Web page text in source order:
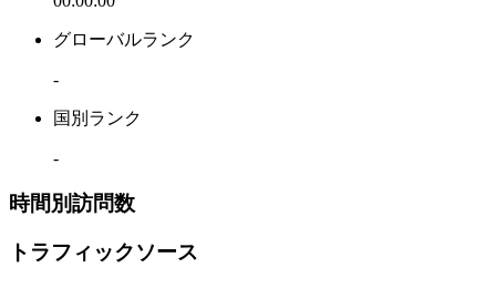
グローバルランク
-
国別ランク
-
時間別訪問数
トラフィックソース